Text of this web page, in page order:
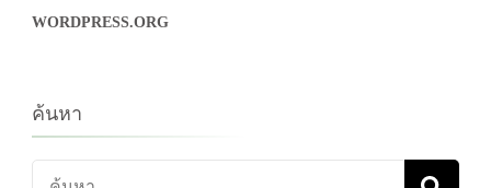
WORDPRESS.ORG
ค้นหา
ค้นหา